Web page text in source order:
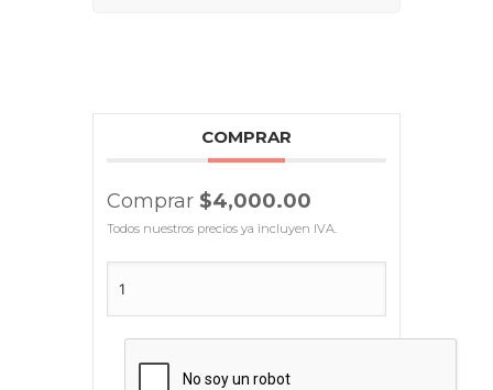
COMPRAR
Comprar $4,000.00
Todos nuestros precios ya incluyen IVA.